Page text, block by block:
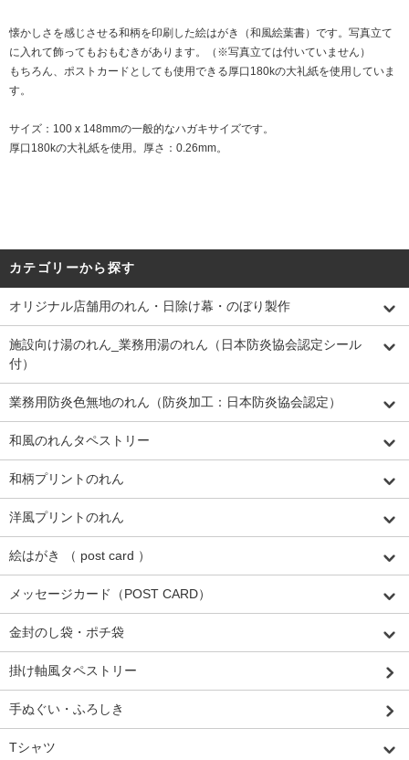
懐かしさを感じさせる和柄を印刷した絵はがき（和風絵葉書）です。写真立て
に入れて飾ってもおもむきがあります。（※写真立ては付いていません）
もちろん、ポストカードとしても使用できる厚口180kの大礼紙を使用していま
す。
サイズ：100 x 148mmの一般的なハガキサイズです。
厚口180kの大礼紙を使用。厚さ：0.26mm。
カテゴリーから探す
オリジナル店舗用のれん・日除け幕・のぼり製作
施設向け湯のれん_業務用湯のれん（日本防炎協会認定シール
付）
業務用防炎色無地のれん（防炎加工：日本防炎協会認定）
和風のれんタペストリー
和柄プリントのれん
洋風プリントのれん
絵はがき （ post card ）
メッセージカード（POST CARD）
金封のし袋・ポチ袋
掛け軸風タペストリー
手ぬぐい・ふろしき
Tシャツ